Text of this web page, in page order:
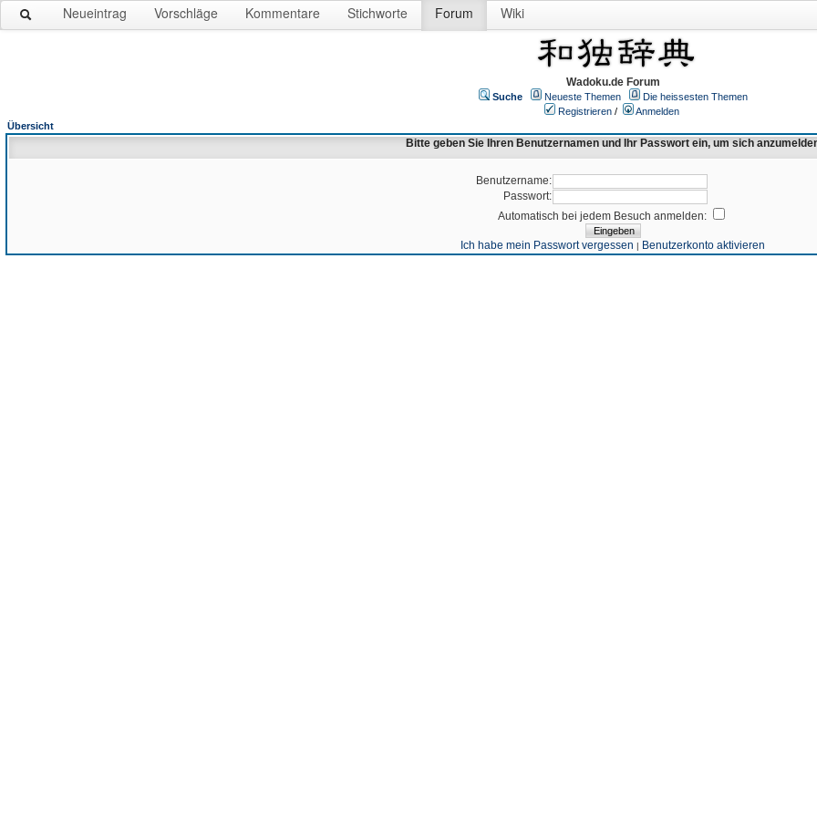
Neueintrag Vorschläge Kommentare Stichworte Forum Wiki
Wadoku.de Forum
Suche Neueste Themen
Die heissesten Themen
Registrieren /
Anmelden
Übersicht
Bitte geben Sie Ihren Benutzernamen und Ihr Passwort ein, um sich
Benutzername:
Passwort:
Automatisch bei jedem Besuch anmelden:
Ich habe mein Passwort vergessen | Benutzerkonto aktivieren